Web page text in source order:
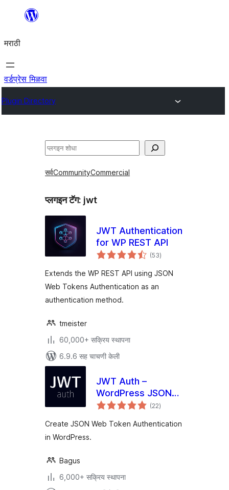
सामुग्रीवर
मराठी
वर्डप्रेस मिळवा
Plugin Directory
शोधा
सर्वCommunityCommercial
प्लगइन टॅग: jwt
JWT Authentication
for WP REST API
(53एकूण
मूल्यांकन
)
Extends the WP REST API using JSON
Web Tokens Authentication as an
authentication method.
tmeister
60,000+ सक्रिय स्थापना
6.9.6 सह चाचणी केली
JWT Auth –
WordPress JSON
Web Token (22एकूण
मूल्यांकन
)
Create JSON Web Token Authentication
in WordPress.
Bagus
6,000+ सक्रिय स्थापना